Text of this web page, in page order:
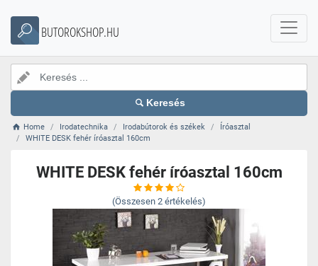
BUTOROKSHOP.HU
Keresés
Home Irodatechnika Irodabútorok és székek
Íróasztal
WHITE DESK fehér íróasztal 160cm
WHITE DESK fehér íróasztal 160cm
(Összesen 2 értékelés)